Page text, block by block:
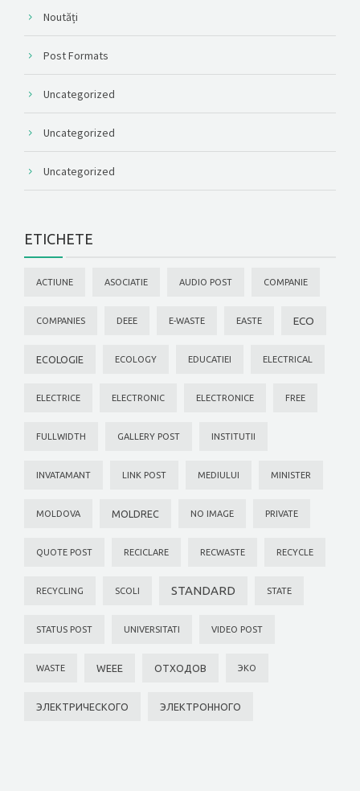
Noutăți
Post Formats
Uncategorized
Uncategorized
Uncategorized
ETICHETE
ACTIUNE ASOCIATIE AUDIO POST COMPANIE
COMPANIES DEEE E-WASTE EASTE ECO
ECOLOGIE ECOLOGY EDUCATIEI ELECTRICAL
ELECTRICE ELECTRONIC ELECTRONICE FREE
FULLWIDTH GALLERY POST INSTITUTII
INVATAMANT LINK POST MEDIULUI MINISTER
MOLDOVA MOLDREC NO IMAGE PRIVATE
QUOTE POST RECICLARE RECWASTE RECYCLE
RECYCLING SCOLI STANDARD STATE
STATUS POST UNIVERSITATI VIDEO POST
WASTE WEEE ОТХОДОВ ЭКО
ЭЛЕКТРИЧЕСКОГО ЭЛЕКТРОННОГО